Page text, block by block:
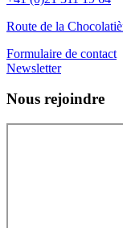
Route de la
Formulaire de contact
Newsletter
Nous rejoindre